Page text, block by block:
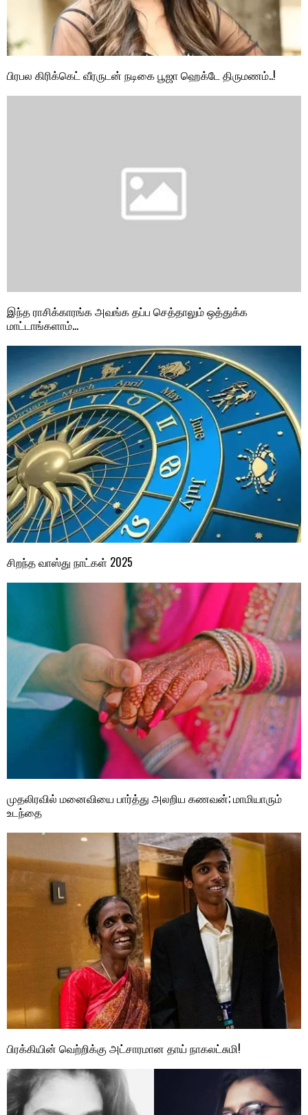
பிரபல கிரிக்கெட் வீரருடன் நடிகை பூஜா ஹெக்டே திருமணம்..!
இந்த ராசிக்காரங்க அவங்க தப்ப செத்தாலும் ஒத்துக்க
மாட்டாங்களாம்…
சிறந்த வாஸ்து நாட்கள் 2025
முதலிரவில் மனைவியை பார்த்து அலறிய கணவன்; மாமியாரும்
உடந்தை
பிரக்கியின் வெற்றிக்கு அட்சாரமான தாய் நாகலட்சுமி!